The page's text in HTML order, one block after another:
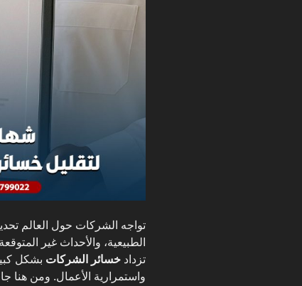
تواجه الشركات حول العالم
الطبيعية، والأحداث غير
تزداد خسائر الشركات بشكل
واستمرارية الأعمال. ومن هنا